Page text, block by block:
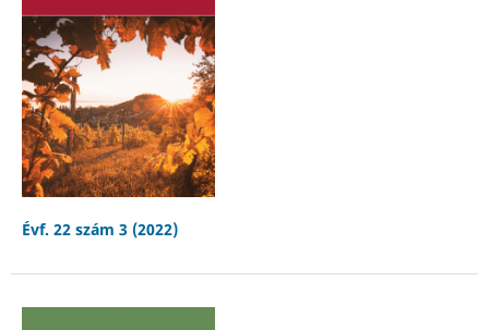
Évf. 22 szám 3 (2022)